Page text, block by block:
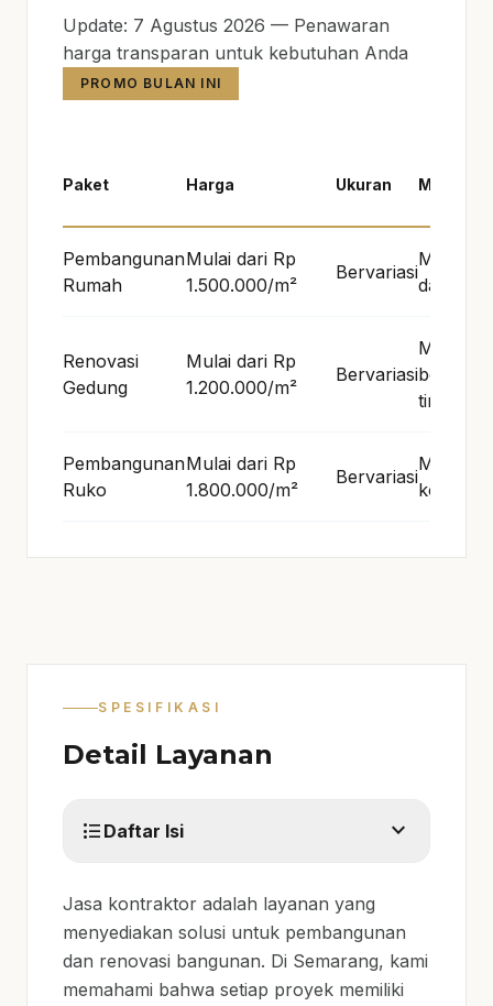
Update: 7 Agustus 2026 — Penawaran
harga transparan untuk kebutuhan Anda
PROMO BULAN INI
Paket Harga Ukuran Material
Pembangunan
Rumah
Mulai dari Rp
1.500.000/m²
Bervariasi
Material
dan
Renovasi
Gedung
Mulai dari Rp
1.200.000/m²
Bervariasi
Material
tinggi
Pembangunan
Ruko
Mulai dari Rp
1.800.000/m²
Bervariasi
Material
SPESIFIKASI
Detail Layanan
format_list_bulleted Daftar Isi expand_more
Jasa kontraktor adalah layanan yang
menyediakan solusi untuk pembangunan
dan renovasi bangunan. Di Semarang, kami
memahami bahwa setiap proyek memiliki